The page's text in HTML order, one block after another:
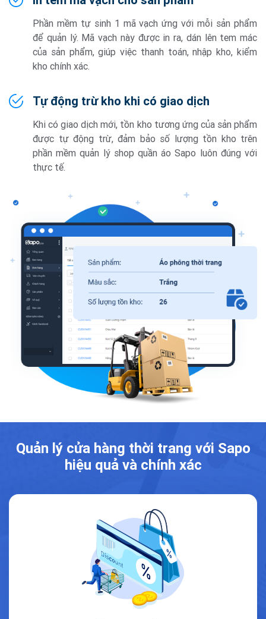
Phần mềm tự sinh 1 mã vạch ứng với mỗi sản phẩm
để quản lý. Mã vạch này được in ra, dán lên tem mác
của sản phẩm, giúp việc thanh toán, nhập kho, kiểm
kho chính xác.
Tự động trừ kho khi có giao dịch
Khi có giao dịch mới, tồn kho tương ứng của sản phẩm
được tự động trừ, đảm bảo số lượng tồn kho trên
phần mềm quản lý shop quần áo Sapo luôn đúng với
thực tế.
Quản lý cửa hàng thời trang với Sapo
hiệu quả và chính xác